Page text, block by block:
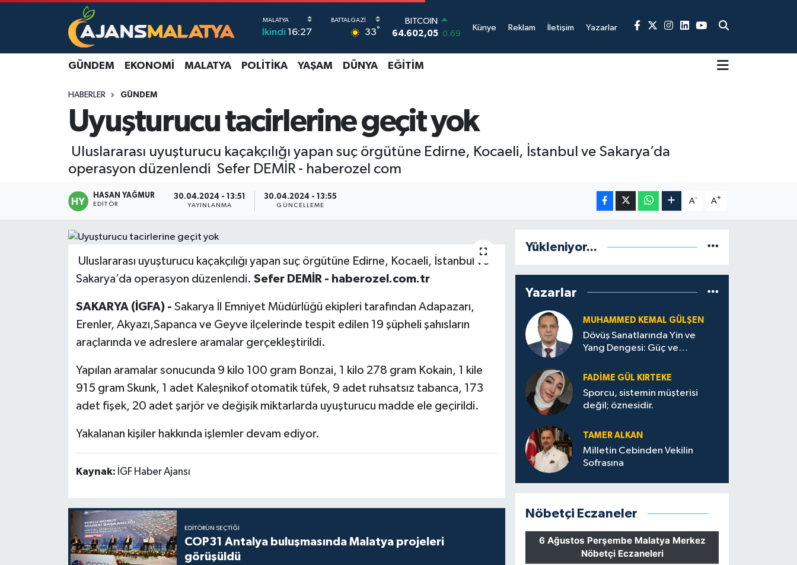
İkindi 16:27 33°
BITCOIN
64.602,05 0.69
47,5986 0.06
EURO
GRAM ALTIN
6513.94
0.32
13.768 48
Künye Reklam İletişim Yazarlar
GÜNDEM EKONOMI MALATYA POLITIKA YAŞAM DÜNYA EĞITIM
HABERLER GÜNDEM
Uyuşturucu tacirlerine geçit yok
Uluslararası uyuşturucu kaçakçılığı yapan suç örgütüne Edirne, Kocaeli, İstanbul ve Sakarya’da
operasyon düzenlendi Sefer DEMİR - haberozel com
HASAN YAĞMUR
EDITÖR
30.04.2024 - 13:51
YAYINLANMA
30.04.2024 - 13:55
GÜNCELLEME
A- A+
Uluslararası uyuşturucu kaçakçılığı yapan suç örgütüne Edirne, Kocaeli, İstanbul ve
Sakarya’da operasyon düzenlendi. Sefer DEMİR - haberozel.com.tr
SAKARYA (İGFA) - Sakarya İl Emniyet Müdürlüğü ekipleri tarafından Adapazarı,
Erenler, Akyazı,Sapanca ve Geyve ilçelerinde tespit edilen 19 şüpheli şahısların
araçlarında ve adreslere aramalar gerçekleştirildi.
Yapılan aramalar sonucunda 9 kilo 100 gram Bonzai, 1 kilo 278 gram Kokain, 1 kile
915 gram Skunk, 1 adet Kaleşnikof otomatik tüfek, 9 adet ruhsatsız tabanca, 173
adet fişek, 20 adet şarjör ve değişik miktarlarda uyuşturucu madde ele geçirildi.
Yakalanan kişiler hakkında işlemler devam ediyor.
Kaynak: İGF Haber Ajansı
EDITÖRÜN SEÇTIĞI
COP31 Antalya buluşmasında Malatya projeleri
görüşüldü
Yükleniyor...
Yazarlar
MUHAMMED KEMAL GÜLŞEN
Dövüş Sanatlarında Yin ve
Yang Dengesi: Güç ve
FADIME GÜL KIRTEKE
Sporcu, sistemin müşterisi
değil; öznesidir.
TAMER ALKAN
Milletin Cebinden Vekilin
Sofrasına
Nöbetçi Eczaneler
Gündem
Malatya Nöbetçi Eczaneler
Malatya Trafik Yoğunluk Haritası
TFF 3.Lig 2.Grup Puan Durumu ve Fikstür
Tüm Manşetler
Haber Arşivi